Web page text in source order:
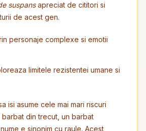
suspansapreciat de cititori si
de acest gen.
personaje complexe si emotii
limitele rezistentei umane si
isi asume cele mai mari riscuri
barbat din trecut, un barbat
e sinonim cu raule. Acest